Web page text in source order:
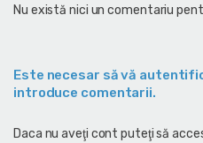
Nu există nici un comentariu
Este necesar să vă
introduce comentarii.
Daca nu aveţi cont puteţi să